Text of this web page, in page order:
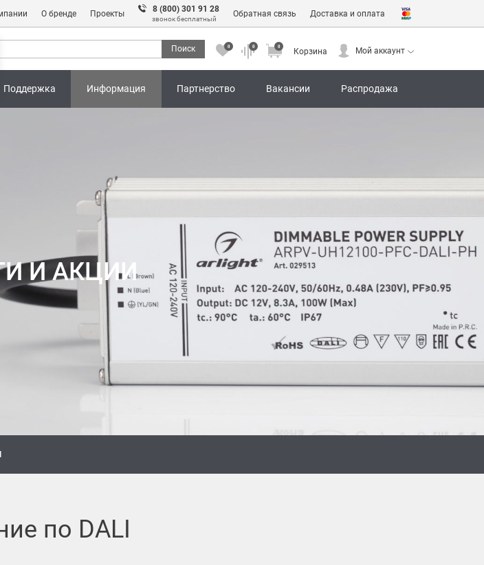
О бренде Проекты 8 (800) 301 91 28
звонок бесплатный
Обратная связь Доставка и оплата
Поиск 0 0 0
Корзина Мой аккаунт
Поддержка Информация Партнерство Вакансии Распродажа
магазинов 8 (800) 301 91 28 Корзина Мой аккаунт
И АКЦИИ
по DALI